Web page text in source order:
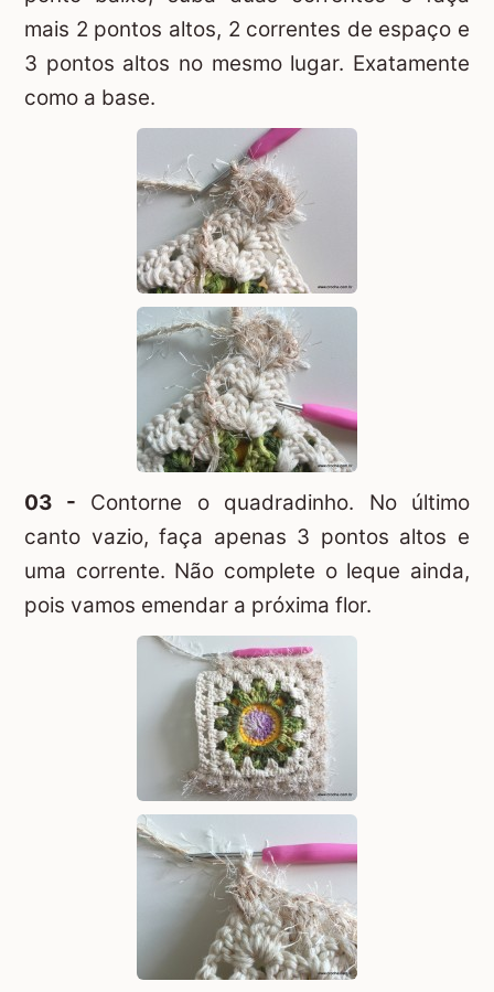
mais 2 pontos altos, 2 correntes de espaço e
3 pontos altos no mesmo lugar. Exatamente
como a base.
03 - Contorne o quadradinho. No último
canto vazio, faça apenas 3 pontos altos e
uma corrente. Não complete o leque ainda,
pois vamos emendar a próxima flor.